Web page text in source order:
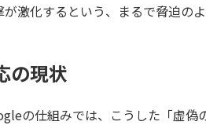
激化するという、まるで脅迫の
の現状
の仕組みでは、こうした「虚偽